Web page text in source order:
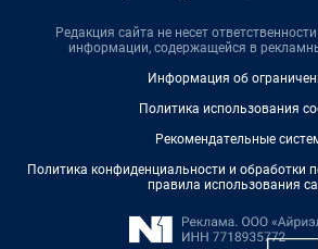
Редакция сайта не несет
информации, содержащейся в
Информация об
Политика использования
Рекомендательные
Политика конфиденциальности и обработки
правила использования